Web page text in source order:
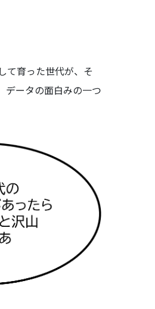
て育った世代が、そ
データの面白みの一つ